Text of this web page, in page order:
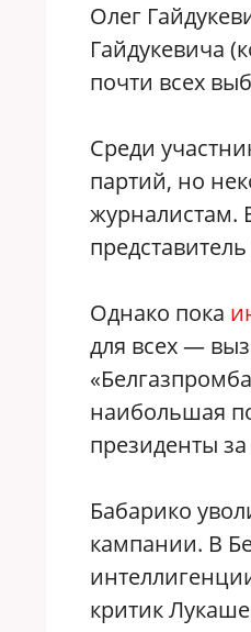
Олег
Гайдукевича
почти всех
Среди
партий, но
журналистам.
Однако пока
для всех —
наибольшая
президенты
Бабарико
кампании. В
критик